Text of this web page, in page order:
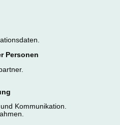
Personen
Kommunikation.